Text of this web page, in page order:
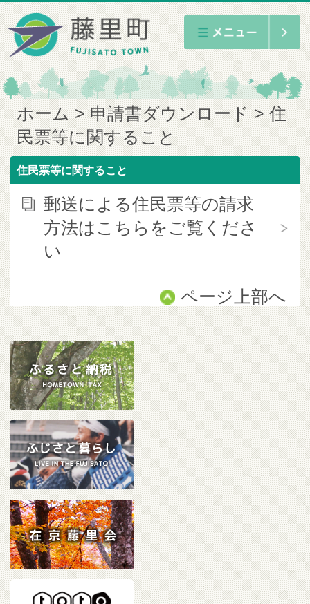
ホーム 申請書ダウンロード
住
民票等に関すること
住民票等に関すること
郵送による住民票等の請求
方法はこちらをご覧くださ
い
ページ上部へ